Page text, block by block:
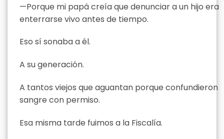
—Porque mi papá creía que denunciar a un hijo era
enterrarse vivo antes de tiempo.
Eso sí sonaba a él.
A su generación.
A tantos viejos que aguantan porque confundieron
sangre con permiso.
Esa misma tarde fuimos a la Fiscalía.